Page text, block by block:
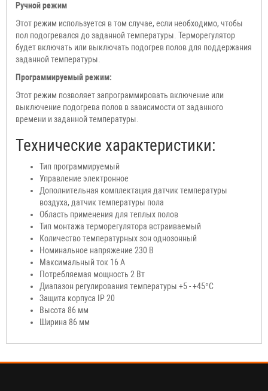
Ручной режим
Этот режим используется в том случае, если необходимо, чтобы
пол подогревался до заданной температуры. Терморегулятор
будет включать или выключать подогрев полов для поддержания
заданной температуры.
Программируемый режим:
Этот режим позволяет запрограммировать включение или
выключение подогрева полов в зависимости от заданного
времени и заданной температуры.
Технические характеристики:
Тип программируемый
Управление электронное
Дополнительная комплектация датчик температуры
воздуха, датчик температуры пола
Область применения для теплых полов
Тип монтажа терморегулятора встраиваемый
Количество температурных зон однозонный
Номинальное напряжение 230 В
Максимальный ток 16 А
Потребляемая мощность 2 Вт
Диапазон регулирования температуры +5 - +45°C
Защита корпуса
IP 20
Высота 86 мм
Ширина 86 мм